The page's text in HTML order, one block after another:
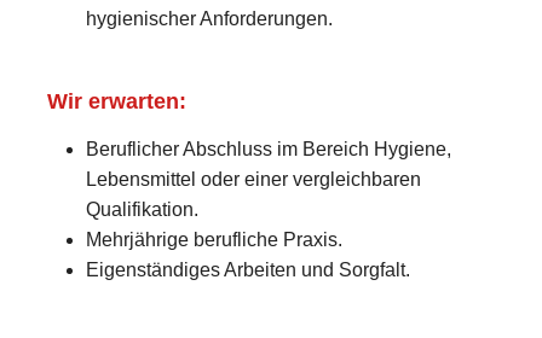
hygienischer Anforderungen.
Wir erwarten:
Beruflicher Abschluss im Bereich Hygiene,
Lebensmittel oder einer vergleichbaren
Qualifikation.
Mehrjährige berufliche Praxis.
Eigenständiges Arbeiten und Sorgfalt.